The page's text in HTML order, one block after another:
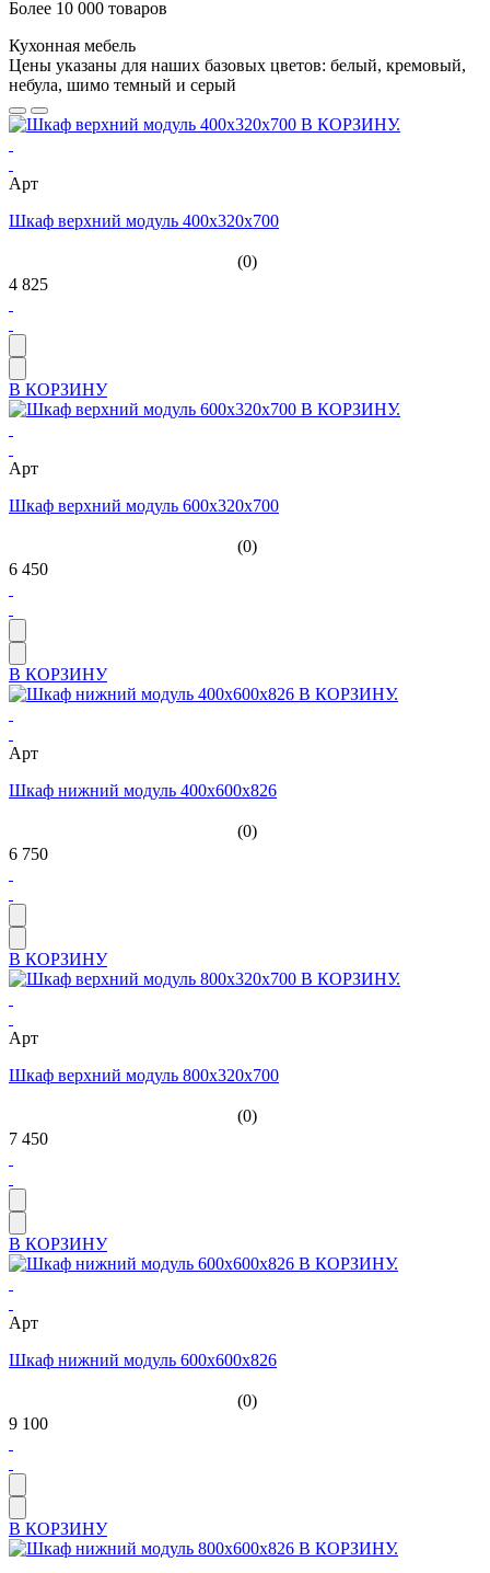
Более 10 000 товаров
Кухонная мебель
Цены указаны для наших базовых цветов: белый, кремовый,
небула, шимо темный и серый
Арт
Шкаф верхний модуль 400х320х700
(0)
4 825
В КОРЗИНУ
Арт
Шкаф верхний модуль 600х320х700
(0)
6 450
В КОРЗИНУ
Арт
Шкаф нижний модуль 400х600х826
(0)
6 750
В КОРЗИНУ
Арт
Шкаф верхний модуль 800х320х700
(0)
7 450
В КОРЗИНУ
Арт
Шкаф нижний модуль 600х600х826
(0)
9 100
В КОРЗИНУ